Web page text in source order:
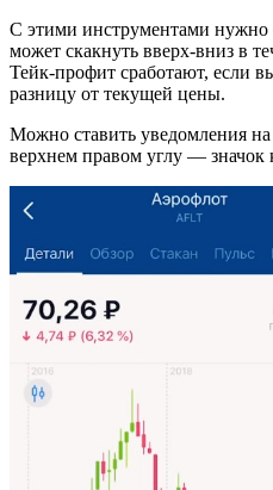
С этими инструментами нужно
может скакнуть вверх-вниз в
Тейк-профит сработают, если
разницу от текущей цены.
Можно ставить уведомления
верхнем правом углу — значок